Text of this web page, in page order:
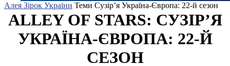
Алея Зірок України Теми Сузір’я Україна-Європа: 22-й сезон
ALLEY OF STARS: СУЗІР’Я
УКРАЇНА-ЄВРОПА: 22-Й
СЕЗОН